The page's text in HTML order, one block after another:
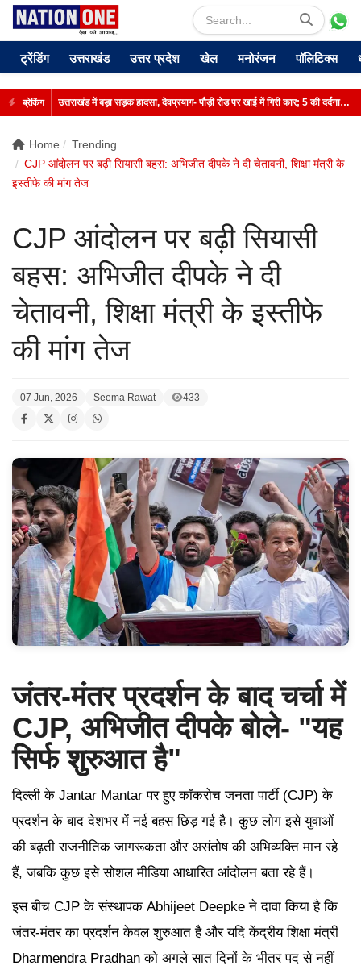
ब्रेकिंग उत्तराखंड में बड़ा सड़क हादसा, देवप्रयाग- पौड़ी रोड पर खाई में गिरी कार; 5 की दर्दनाक मौत
ट्रेंडिंग उत्तराखंड उत्तर प्रदेश खेल मनोरंजन पॉलिटिक्स
Home
Trending
CJP आंदोलन पर बढ़ी सियासी बहस: अभिजीत दीपके ने दी चेतावनी, शिक्षा मंत्री के
इस्तीफे की मांग तेज
CJP आंदोलन पर बढ़ी सियासी
बहस: अभिजीत दीपके ने दी
चेतावनी, शिक्षा मंत्री के इस्तीफे
की मांग तेज
07 Jun, 2026 Seema Rawat 433
जंतर-मंतर प्रदर्शन के बाद चर्चा में
CJP, अभिजीत दीपके बोले- "यह
सिर्फ शुरुआत है"
दिल्ली के Jantar Mantar पर हुए कॉकरोच जनता पार्टी (CJP) के
प्रदर्शन के बाद देशभर में नई बहस छिड़ गई है। कुछ लोग इसे युवाओं
की बढ़ती राजनीतिक जागरूकता और असंतोष की अभिव्यक्ति मान रहे
हैं, जबकि कुछ इसे सोशल मीडिया आधारित आंदोलन बता रहे हैं।
इस बीच CJP के संस्थापक Abhijeet Deepke ने दावा किया है कि
जंतर-मंतर का प्रदर्शन केवल शुरुआत है और यदि केंद्रीय शिक्षा मंत्री
Dharmendra Pradhan को अगले सात दिनों के भीतर पद से नहीं